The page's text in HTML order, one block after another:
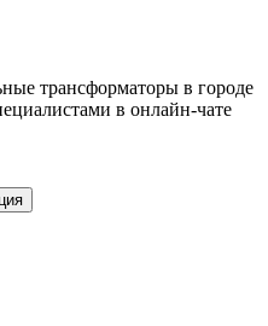
трансформаторы в городе
в онлайн-чате